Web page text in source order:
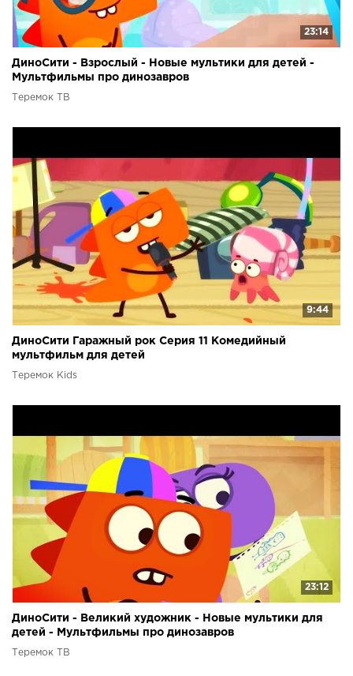
23:14
ДиноСити - Взрослый - Новые мультики для детей -
Мультфильмы про динозавров
Теремок ТВ
9:44
ДиноСити Гаражный рок Серия 11 Комедийный
мультфильм для детей
Теремок Kids
23:12
ДиноСити - Великий художник - Новые мультики для
детей - Мультфильмы про динозавров
Теремок ТВ